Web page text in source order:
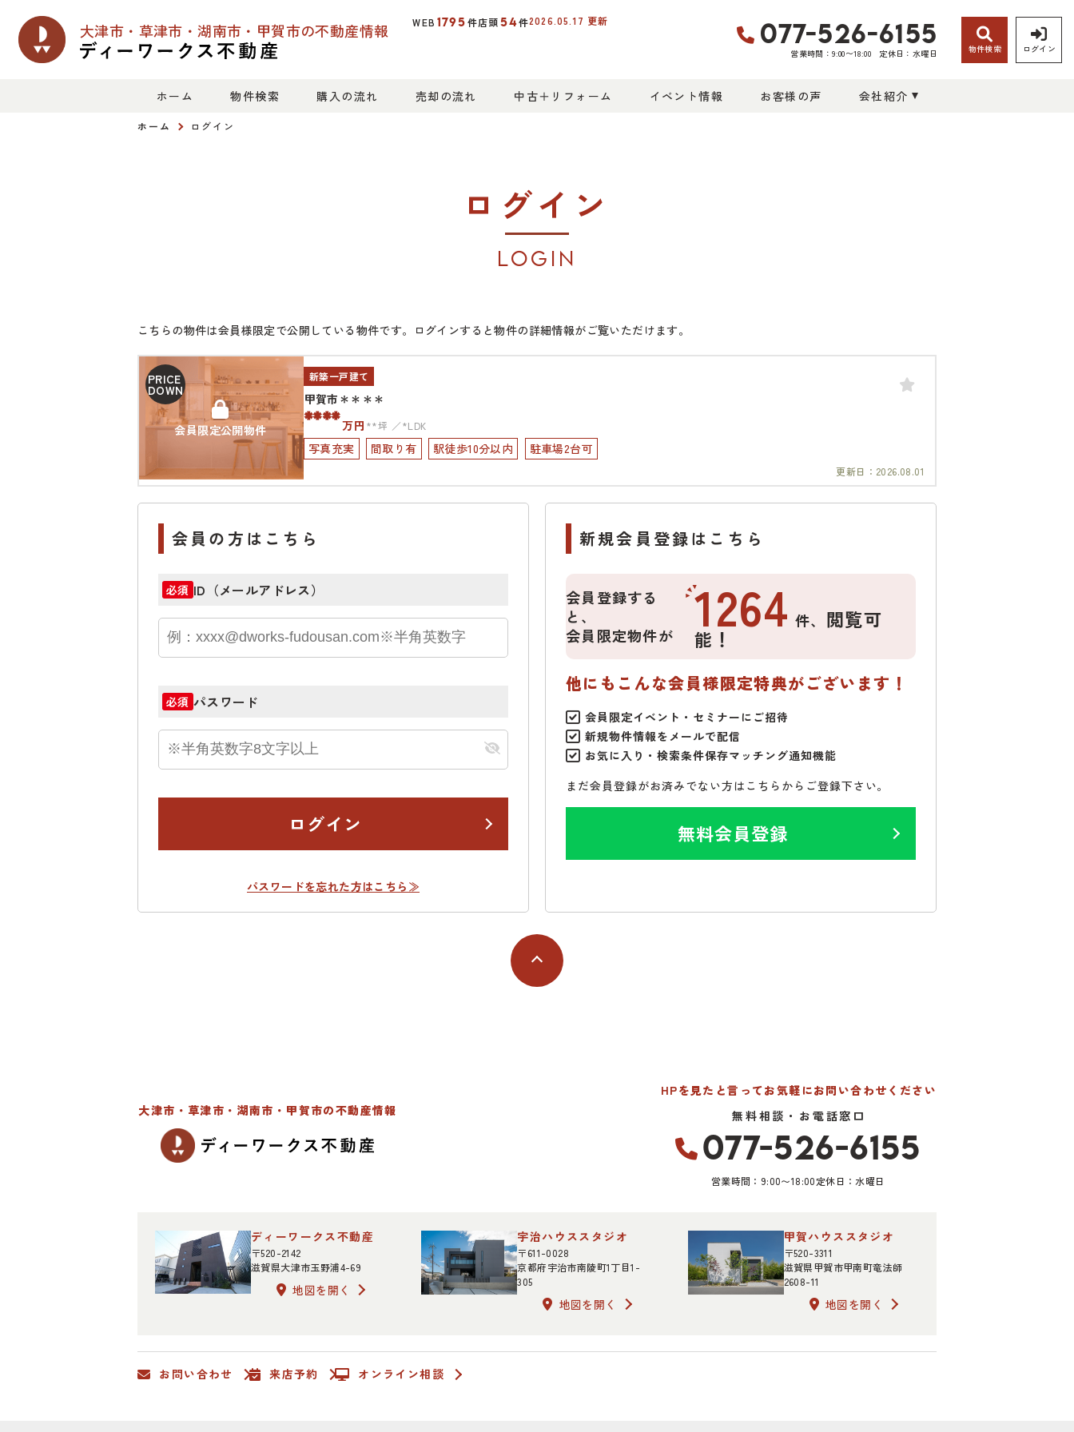
WEB 1795件店頭 54件2026.05.17 更新
大津市・草津市・湖南市・甲賀市の不動産情報 077-526-6155
営業時間：9:00〜18:00 定休日：水曜日 物件検索 ログイン
ホーム 物件検索 購入の流れ 売却の流れ 中古＋リフォーム イベント情報 お客様の声 会社紹介
ホーム ログイン
ログイン
LOGIN
こちらの物件は会員様限定で公開している物件です。ログインすると物件の詳細情報がご覧いただけます。
会員限定公開物件
PRICE
DOWN
新築一戸建て
甲賀市＊＊＊＊
****万円 **坪 *LDK
写真充実 間取り有 駅徒歩10分以内 駐車場2台可
更新日： 2026.08.01
会員の方はこちら
必須 ID（メールアドレス）
必須 パスワード
ログイン
パスワードを忘れた方はこちら≫
新規会員登録はこちら
会員登録する
と、
会員限定物件が
1264 件、 閲覧可
能！
他にもこんな会員様限定特典がございます！
会員限定イベント・セミナーにご招待
新規物件情報をメールで配信
お気に入り・検索条件保存マッチング通知機能
まだ会員登録がお済みでない方はこちらからご登録下さい。
無料会員登録
大津市・草津市・湖南市・甲賀市の不動産情報
HPを見たと言ってお気軽にお問い合わせください
無料相談・お電話窓口
077-526-6155
営業時間：9:00〜18:00定休日：水曜日
ディーワークス不動産
〒520-2142
滋賀県大津市玉野浦4-69
地図を開く
宇治ハウススタジオ
〒611-0028
京都府宇治市南陵町1丁目1-
305
地図を開く
甲賀ハウススタジオ
〒520-3311
滋賀県甲賀市甲南町竜法師
2608-11
地図を開く
お問い合わせ 来店予約 オンライン相談